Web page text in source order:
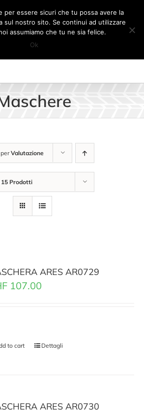
CARRELLO
Valutazione
15 Prodotti
ARES AR0729
107.00
to cart Dettagli
ARES AR0730
per essere sicuri che tu possa avere la
sul nostro sito. Se continui ad utilizzare
assumiamo che tu ne sia felice.
Ok